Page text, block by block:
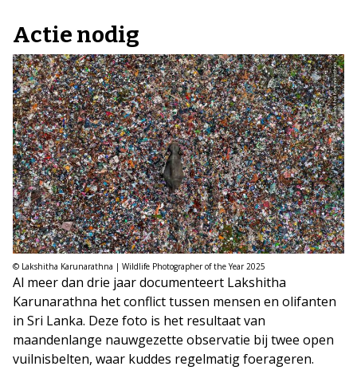
Actie nodig
© Lakshitha Karunarathna | Wildlife Photographer of the Year 2025
Al meer dan drie jaar documenteert Lakshitha
Karunarathna het conflict tussen mensen en olifanten
in Sri Lanka. Deze foto is het resultaat van
maandenlange nauwgezette observatie bij twee open
vuilnisbelten, waar kuddes regelmatig foerageren.